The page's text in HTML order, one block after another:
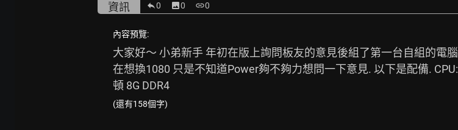
資訊 0 image0 link0
內容預覽:
大家好～ 小弟新手 年初在版上詢問板友的意見後組了第一台自組的電
在想換1080 只是不知道Power夠不夠力想問一下意見. 以下是配備.
頓 8G DDR4
(還有158個字)